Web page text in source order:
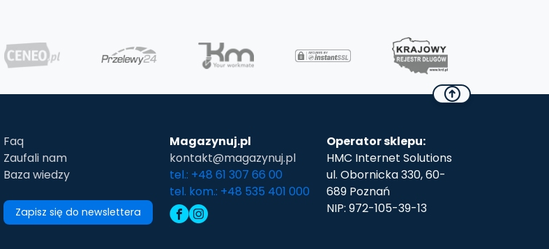
Faq
Zaufali nam
Baza wiedzy
Zapisz się do newslettera
Magazynuj.pl
kontakt@magazynuj.pl
tel.: +48 61 307 66 00
tel. kom.: +48 535 401 000
Operator sklepu:
HMC Internet Solutions
ul. Obornicka 330, 60-
689 Poznań
NIP: 972-105-39-13